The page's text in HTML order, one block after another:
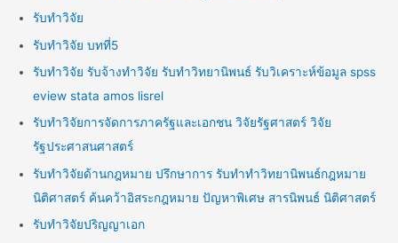
รับทำวิจัย
รับทำวิจัย บทที่5
รับทำวิจัย รับจ้างทำวิจัย รับทำวิทยานิพนธ์ รับวิเคราะห์ข้อมูล spss
eview stata amos lisrel
รับทำวิจัยการจัดการภาครัฐและเอกชน วิจัยรัฐศาสตร์ วิจัย
รัฐประศาสนศาสตร์
รับทำวิจัยด้านกฎหมาย ปรึกษาการ รับทำทำวิทยานิพนธ์กฎหมาย
นิติศาสตร์ ค้นคว้าอิสระกฎหมาย ปัญหาพิเศษ สารนิพนธ์ นิติศาสตร์
รับทำวิจัยปริญญาเอก